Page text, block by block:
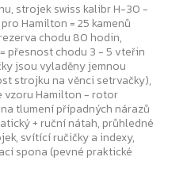
strojek swiss kalibr H-30 -
Hamilton = 25 kamenů
chodu 80 hodin,
přesnost chodu 3 - 5 vteřin
jsou vyladěny jemnou
strojku na věnci setrvačky),
vzoru Hamilton - rotor
tlumení případných nárazů
+ ruční nátah, průhledné
svítící ručičky a indexy,
spona (pevné praktické